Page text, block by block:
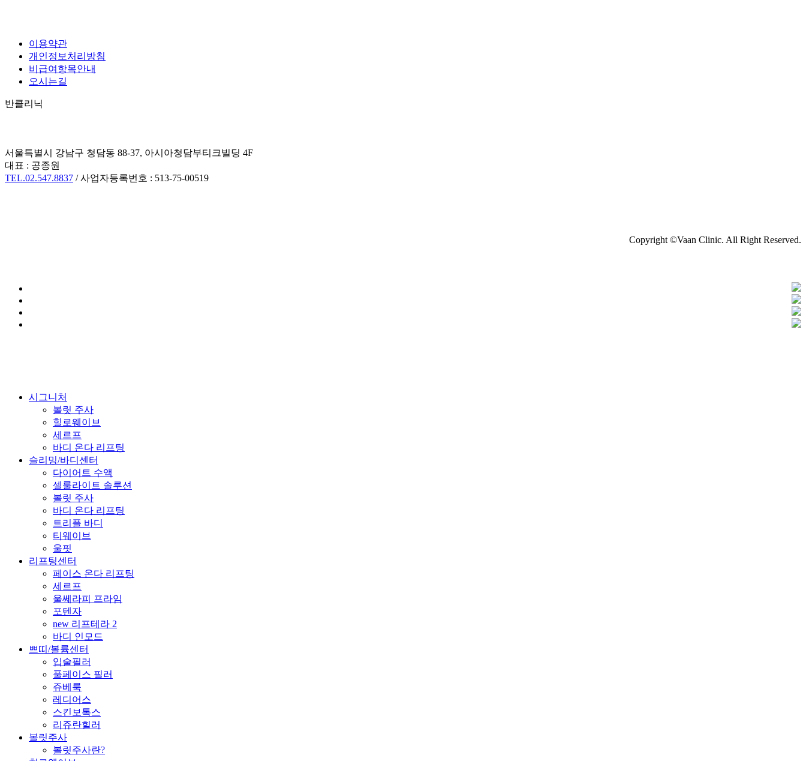
이용약관
개인정보처리방침
비급여항목안내
오시는길
반클리닉
서울특별시 강남구 청담동 88-37, 아시아청담부티크빌딩 4F
대표 : 공종원
TEL.02.547.8837 / 사업자등록번호 : 513-75-00519
Copyright ©Vaan Clinic. All Right Reserved.
Close
시그니처
볼릿 주사
힐로웨이브
세르프
바디 온다 리프팅
슬리밍/바디센터
다이어트 수액
셀룰라이트 솔루션
볼릿 주사
바디 온다 리프팅
트리플 바디
티웨이브
울핏
리프팅센터
페이스 온다 리프팅
세르프
울쎄라피 프라임
포텐자
new 리프테라 2
바디 인모드
쁘띠/볼륨센터
입술필러
풀페이스 필러
쥬베룩
레디어스
스킨보톡스
리쥬란힐러
볼릿주사
볼릿주사란?